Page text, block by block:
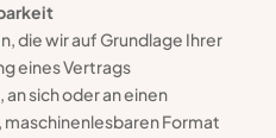
die wir auf Grundlage Ihrer
eines Vertrags
sich oder an einen
Format